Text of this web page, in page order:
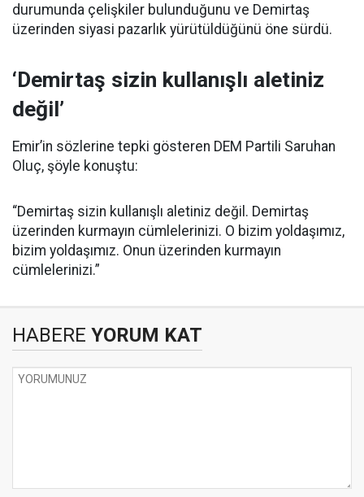
durumunda çelişkiler bulunduğunu ve Demirtaş
üzerinden siyasi pazarlık yürütüldüğünü öne sürdü.
‘Demirtaş sizin kullanışlı aletiniz
değil’
Emir’in sözlerine tepki gösteren DEM Partili Saruhan
Oluç, şöyle konuştu:
“Demirtaş sizin kullanışlı aletiniz değil. Demirtaş
üzerinden kurmayın cümlelerinizi. O bizim yoldaşımız,
bizim yoldaşımız. Onun üzerinden kurmayın
cümlelerinizi.”
HABERE YORUM KAT